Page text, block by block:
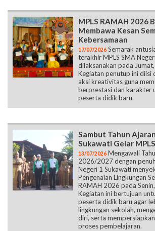
MPLS RAMAH 2026
Membawa Kesan
Kebersamaan
17/07/2026 Semarak
terakhir MPLS SMA
dilaksanakan pada
Kegiatan penutup ini diisi
aksi kreativitas guna
berprestasi dan karakter
peserta didik baru.
Sambut Tahun
Sukawati Gelar
13/07/2026 Mengawali
2026/2027 dengan
Negeri 1 Sukawati
Pengenalan Lingkungan
RAMAH 2026 pada
Kegiatan ini bertujuan
peserta didik baru agar
lingkungan sekolah,
diri, serta
proses pembelajaran.